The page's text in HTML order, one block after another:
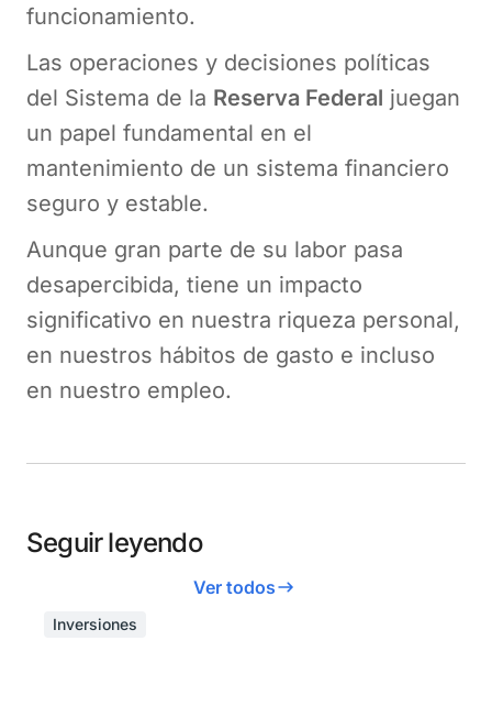
funcionamiento.
Las operaciones y decisiones políticas
del Sistema de la Reserva Federal juegan
un papel fundamental en el
mantenimiento de un sistema financiero
seguro y estable.
Aunque gran parte de su labor pasa
desapercibida, tiene un impacto
significativo en nuestra riqueza personal,
en nuestros hábitos de gasto e incluso
en nuestro empleo.
Seguir leyendo
Ver todos
Inversiones